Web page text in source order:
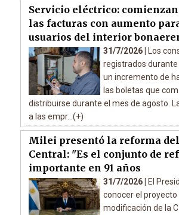
Servicio eléctrico:
las facturas con aumento
usuarios del interior
31/7/2026 |
Los
registrados
un incremento de
las boletas que
distribuirse durante el mes de agosto.
a las empr...(+)
Milei presentó la reforma
Central: "Es el conjunto de
importante en 91 años
31/7/2026 |
El
conocer el proyecto
modificación de la